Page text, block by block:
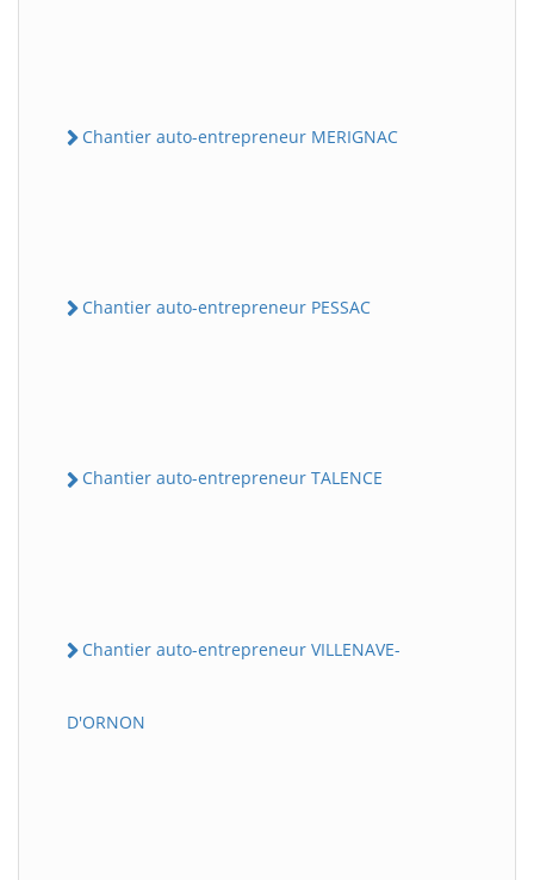
Chantier auto-entrepreneur MERIGNAC
Chantier auto-entrepreneur PESSAC
Chantier auto-entrepreneur TALENCE
Chantier auto-entrepreneur VILLENAVE-
D'ORNON